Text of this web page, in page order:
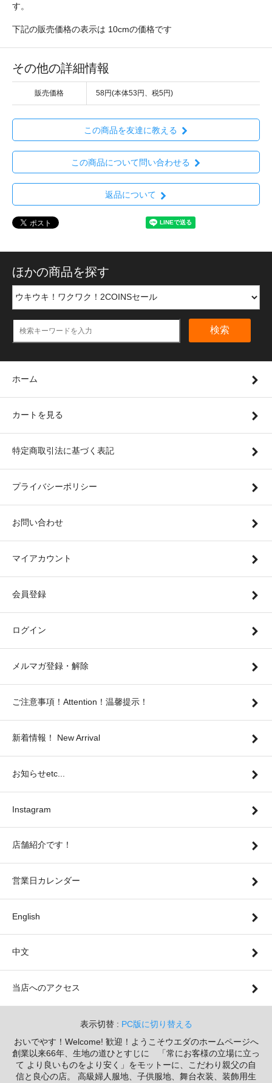
す。
下記の販売価格の表示は 10cmの価格です
その他の詳細情報
販売価格 58円(本体53円、税5円)
この商品を友達に教える
この商品について問い合わせる
返品について
ほかの商品を探す
検索
ホーム
カートを見る
特定商取引法に基づく表記
プライバシーポリシー
お問い合わせ
マイアカウント
会員登録
ログイン
メルマガ登録・解除
ご注意事項！Attention！温馨提示！
新着情報！ New Arrival
お知らせetc...
Instagram
店舗紹介です！
営業日カレンダー
English
中文
当店へのアクセス
表示切替 : PC版に切り替える
おいでやす！Welcome! 歓迎！ようこそウエダのホームページへ
創業以来66年、生地の道ひとすじに 「常にお客様の立場に立っ
て より良いものをより安く」をモットーに、こだわり親父の自
信と良心の店。 高級婦人服地、子供服地、舞台衣装、装飾用生